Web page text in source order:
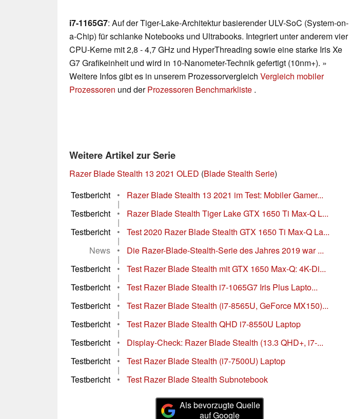
i7-1165G7: Auf der Tiger-Lake-Architektur basierender ULV-SoC (System-on-
a-Chip) für schlanke Notebooks und Ultrabooks. Integriert unter anderem vier
CPU-Kerne mit 2,8 - 4,7 GHz und HyperThreading sowie eine starke Iris Xe
G7 Grafikeinheit und wird in 10-Nanometer-Technik gefertigt (10nm+). »
Weitere Infos gibt es in unserem Prozessorvergleich Vergleich mobiler
Prozessoren und derProzessoren Benchmarkliste .
Weitere Artikel zur Serie
Razer Blade Stealth 13 2021 OLED (Blade Stealth Serie)
Testbericht
• Razer Blade Stealth 13 2021 im Test: Mobiler Gamer...
|
Testbericht
• Razer Blade Stealth Tiger Lake GTX 1650 Ti Max-Q L...
|
Testbericht
• Test 2020 Razer Blade Stealth GTX 1650 Ti Max-Q La...
|
News
• Die Razer-Blade-Stealth-Serie des Jahres 2019 war ...
|
Testbericht
• Test Razer Blade Stealth mit GTX 1650 Max-Q: 4K-Di...
|
Testbericht
• Test Razer Blade Stealth i7-1065G7 Iris Plus Lapto...
|
Testbericht
• Test Razer Blade Stealth (i7-8565U, GeForce MX150)...
|
Testbericht
• Test Razer Blade Stealth QHD i7-8550U Laptop
|
Testbericht
• Display-Check: Razer Blade Stealth (13.3 QHD+, i7-...
|
Testbericht
• Test Razer Blade Stealth (i7-7500U) Laptop
|
Testbericht
• Test Razer Blade Stealth Subnotebook
Als bevorzugte Quelle
auf Google